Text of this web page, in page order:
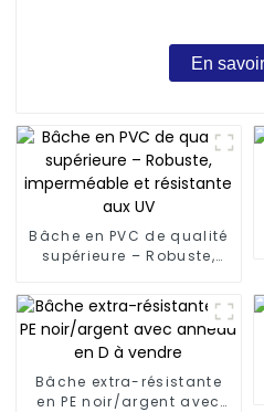
En
Bâche en PVC de qualité
supérieure – Robuste,
résistante aux UV
Bâche extra-résistante
en PE noir/argent avec